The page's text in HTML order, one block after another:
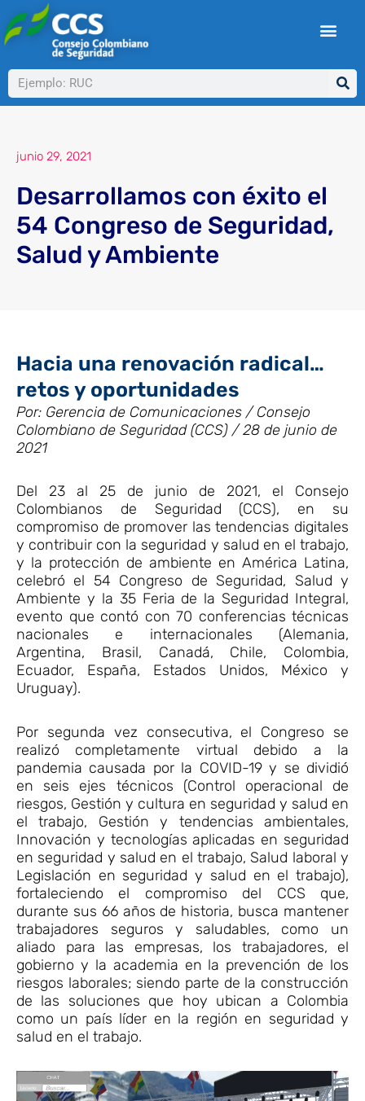
al
contenido
Buscar
junio 29, 2021
Desarrollamos con éxito el
54 Congreso de Seguridad,
Salud y Ambiente
Hacia una renovación radical…
retos y oportunidades
Por: Gerencia de Comunicaciones / Consejo
Colombiano de Seguridad (CCS) / 28 de junio de
2021
Del 23 al 25 de junio de 2021, el Consejo
Colombianos de Seguridad (CCS), en su
compromiso de promover las tendencias digitales
y contribuir con la seguridad y salud en el trabajo,
y la protección de ambiente en América Latina,
celebró el 54 Congreso de Seguridad, Salud y
Ambiente y la 35 Feria de la Seguridad Integral,
evento que contó con 70 conferencias técnicas
nacionales e internacionales (Alemania,
Argentina, Brasil, Canadá, Chile, Colombia,
Ecuador, España, Estados Unidos, México y
Uruguay).
Por segunda vez consecutiva, el Congreso se
realizó completamente virtual debido a la
pandemia causada por la COVID-19 y se dividió
en seis ejes técnicos (Control operacional de
riesgos, Gestión y cultura en seguridad y salud en
el trabajo, Gestión y tendencias ambientales,
Innovación y tecnologías aplicadas en seguridad
en seguridad y salud en el trabajo, Salud laboral y
Legislación en seguridad y salud en el trabajo),
fortaleciendo el compromiso del CCS que,
durante sus 66 años de historia, busca mantener
trabajadores seguros y saludables, como un
aliado para las empresas, los trabajadores, el
gobierno y la academia en la prevención de los
riesgos laborales; siendo parte de la construcción
de las soluciones que hoy ubican a Colombia
como un país líder en la región en seguridad y
salud en el trabajo.